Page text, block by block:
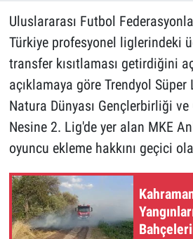
Uluslararası Futbol
Türkiye profesyonel liglerindeki
transfer kısıtlaması getirdiğini
açıklamaya göre Trendyol Süper
Natura Dünyası Gençlerbirliği
Nesine 2. Lig'de yer alan MKE
oyuncu ekleme hakkını geçici